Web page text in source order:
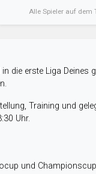
Alle Spieler auf
die erste Liga
Training und
Uhr.
und Championscup